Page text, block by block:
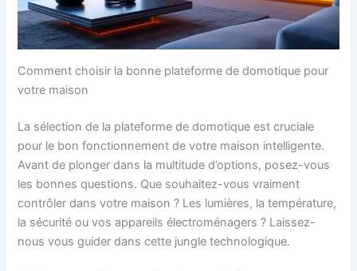
Comment choisir la bonne plateforme de domotique pour
votre maison
La sélection de la plateforme de domotique est cruciale
pour le bon fonctionnement de votre maison intelligente.
Avant de plonger dans la multitude d’options, posez-vous
les bonnes questions. Que souhaitez-vous vraiment
contrôler dans votre maison ? Les lumières, la température,
la sécurité ou vos appareils électroménagers ? Laissez-
nous vous guider dans cette jungle technologique.